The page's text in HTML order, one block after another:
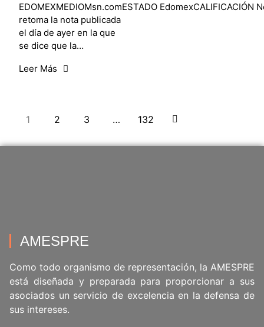
EDOMEXMEDIOMsn.comESTADO EdomexCALIFICACIÓN
retoma la nota publicada
el día de ayer en la que
se dice que la…
Leer Más
1 2 3 … 132
AMESPRE
Como todo organismo de representación, la AMESPRE
está diseñada y preparada para proporcionar a sus
asociados un servicio de excelencia en la defensa de
sus intereses.